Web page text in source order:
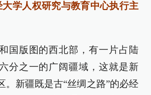
学人权研究与教育中心执行主
国版图的西北部，有一片占陆
分之一的广阔疆域，这就是新
。新疆既是古“丝绸之路”的必经